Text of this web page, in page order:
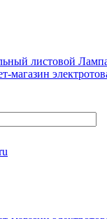
листовой